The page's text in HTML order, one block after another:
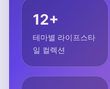
12+
테마별 라이프스타
일 컬렉션